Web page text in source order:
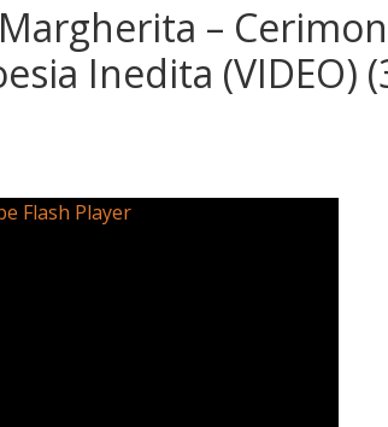
–
Inedita (VIDEO)
Flash Player